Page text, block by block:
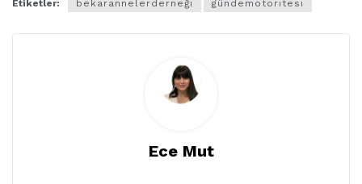
Etiketler: bekarannelerderneği gündemotoritesi
Ece Mut